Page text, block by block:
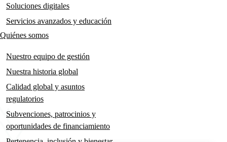
Soluciones digitales
Servicios avanzados y educación
Quiénes somos
Nuestro equipo de gestión
Nuestra historia global
Calidad global y asuntos
regulatorios
Subvenciones, patrocinios y
oportunidades de financiamiento